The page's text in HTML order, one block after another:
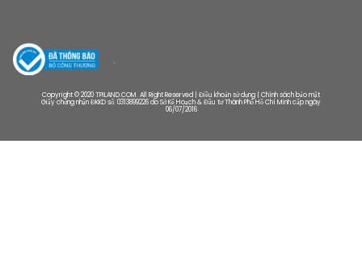
Copyright © 2020 TPILAND.COM. All Right Reserved | Điều khoản sử dụng | Chính sách bảo mật
Giấy chứng nhận ĐKKD số: 0313899226 do Sở Kế Hoạch & Đầu tư Thành Phố Hồ Chí Minh cấp ngày
06/07/2016